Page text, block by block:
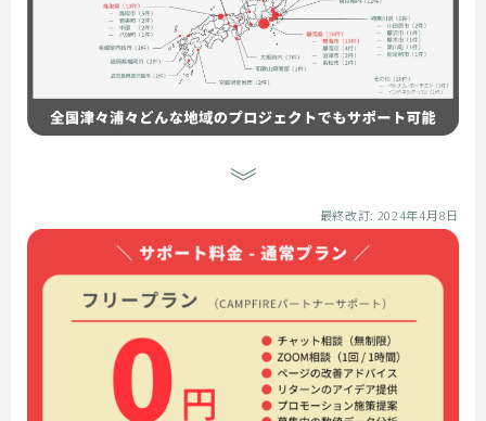
最終改訂: 2024年4月8日